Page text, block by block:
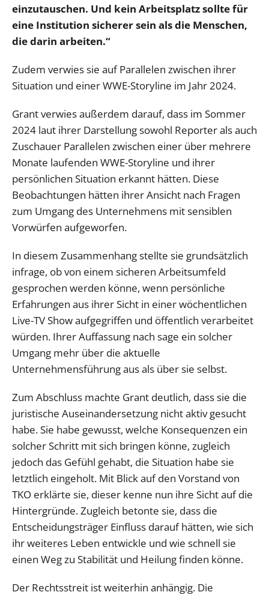
einzutauschen. Und kein Arbeitsplatz sollte für
eine Institution sicherer sein als die Menschen,
die darin arbeiten.“
Zudem verwies sie auf Parallelen zwischen ihrer
Situation und einer WWE-Storyline im Jahr 2024.
Grant verwies außerdem darauf, dass im Sommer
2024 laut ihrer Darstellung sowohl Reporter als auch
Zuschauer Parallelen zwischen einer über mehrere
Monate laufenden WWE-Storyline und ihrer
persönlichen Situation erkannt hätten. Diese
Beobachtungen hätten ihrer Ansicht nach Fragen
zum Umgang des Unternehmens mit sensiblen
Vorwürfen aufgeworfen.
In diesem Zusammenhang stellte sie grundsätzlich
infrage, ob von einem sicheren Arbeitsumfeld
gesprochen werden könne, wenn persönliche
Erfahrungen aus ihrer Sicht in einer wöchentlichen
Live-TV Show aufgegriffen und öffentlich verarbeitet
würden. Ihrer Auffassung nach sage ein solcher
Umgang mehr über die aktuelle
Unternehmensführung aus als über sie selbst.
Zum Abschluss machte Grant deutlich, dass sie die
juristische Auseinandersetzung nicht aktiv gesucht
habe. Sie habe gewusst, welche Konsequenzen ein
solcher Schritt mit sich bringen könne, zugleich
jedoch das Gefühl gehabt, die Situation habe sie
letztlich eingeholt. Mit Blick auf den Vorstand von
TKO erklärte sie, dieser kenne nun ihre Sicht auf die
Hintergründe. Zugleich betonte sie, dass die
Entscheidungsträger Einfluss darauf hätten, wie sich
ihr weiteres Leben entwickle und wie schnell sie
einen Weg zu Stabilität und Heilung finden könne.
Der Rechtsstreit ist weiterhin anhängig. Die